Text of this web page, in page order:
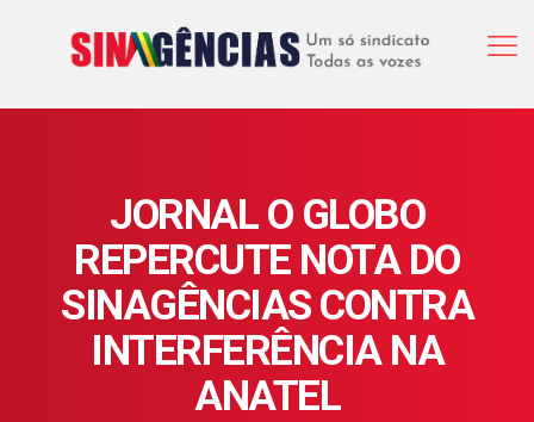
JORNAL O GLOBO
REPERCUTE NOTA DO
SINAGÊNCIAS CONTRA
INTERFERÊNCIA NA
ANATEL